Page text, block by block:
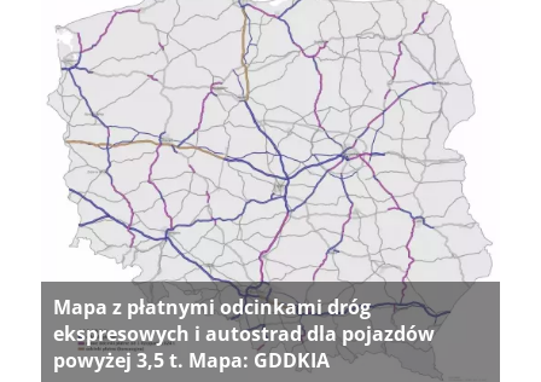
Mapa z płatnymi odcinkami dróg
ekspresowych i autostrad dla pojazdów
powyżej 3,5 t. Mapa: GDDKIA